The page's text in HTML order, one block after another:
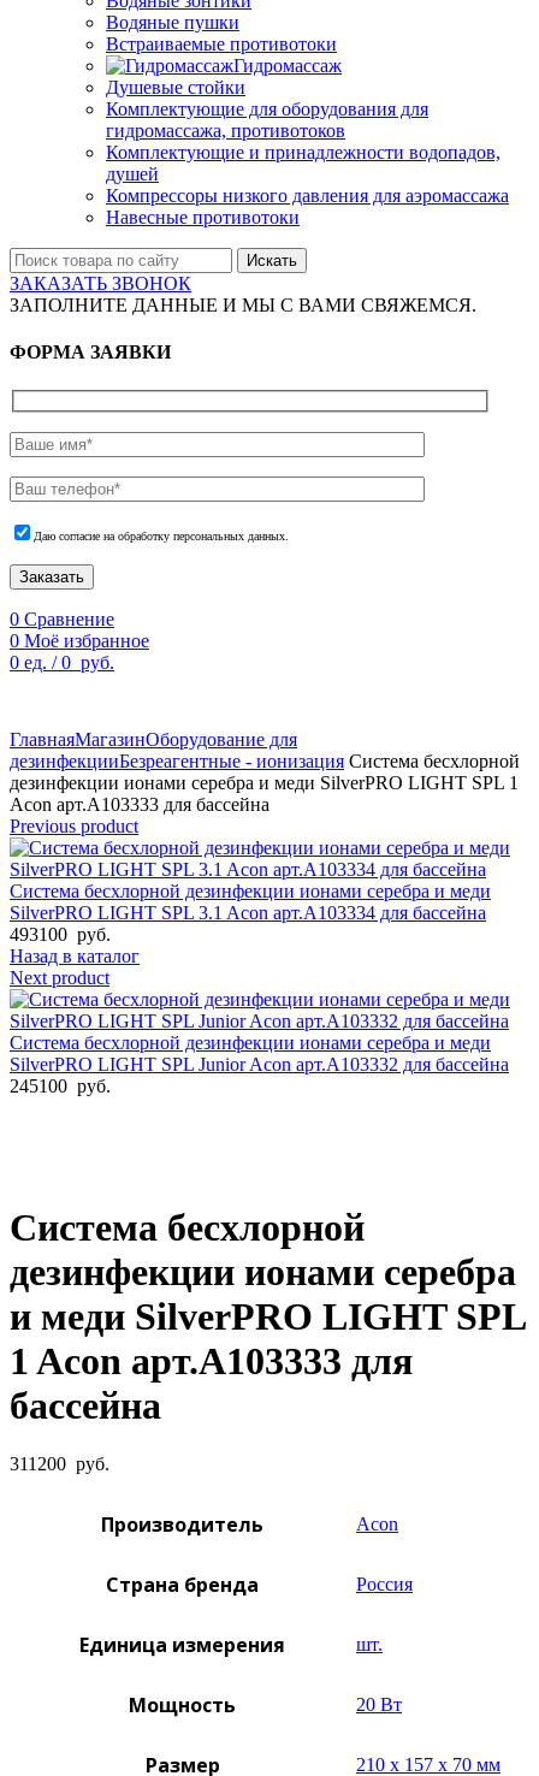
Водяные пушки
Встраиваемые противотоки
Гидромассаж
Душевые стойки
Комплектующие для оборудования для
гидромассажа, противотоков
Комплектующие и принадлежности водопадов,
душей
Компрессоры низкого давления для аэромассажа
Навесные противотоки
Искать
ЗАКАЗАТЬ ЗВОНОК
ЗАПОЛНИТЕ ДАННЫЕ И МЫ С ВАМИ СВЯЖЕМСЯ.
ФОРМА ЗАЯВКИ
Даю согласие на обработку персональных данных.
Заказать
0 Сравнение
0 Моё избранное
0 ед. / 0 руб.
ГлавнаяМагазинОборудование для
дезинфекцииБезреагентные - ионизация Система беcхлорной
дезинфекции ионами серебра и меди SilverPRO LIGHT SPL 1
Acon арт.A103333 для бассейна
Previous product
Система беcхлорной дезинфекции ионами серебра и меди
SilverPRO LIGHT SPL 3.1 Acon арт.A103334 для бассейна
493100 руб.
Назад в каталог
Next product
Система беcхлорной дезинфекции ионами серебра и меди
SilverPRO LIGHT SPL Junior Acon арт.A103332 для бассейна
245100 руб.
Система беcхлорной
дезинфекции ионами серебра
и меди SilverPRO LIGHT SPL
1 Acon арт.A103333 для
бассейна
311200 руб.
Производитель Acon
Страна бренда Россия
Единица измерения шт.
Мощность 20 Вт
Размер 210 х 157 х 70 мм